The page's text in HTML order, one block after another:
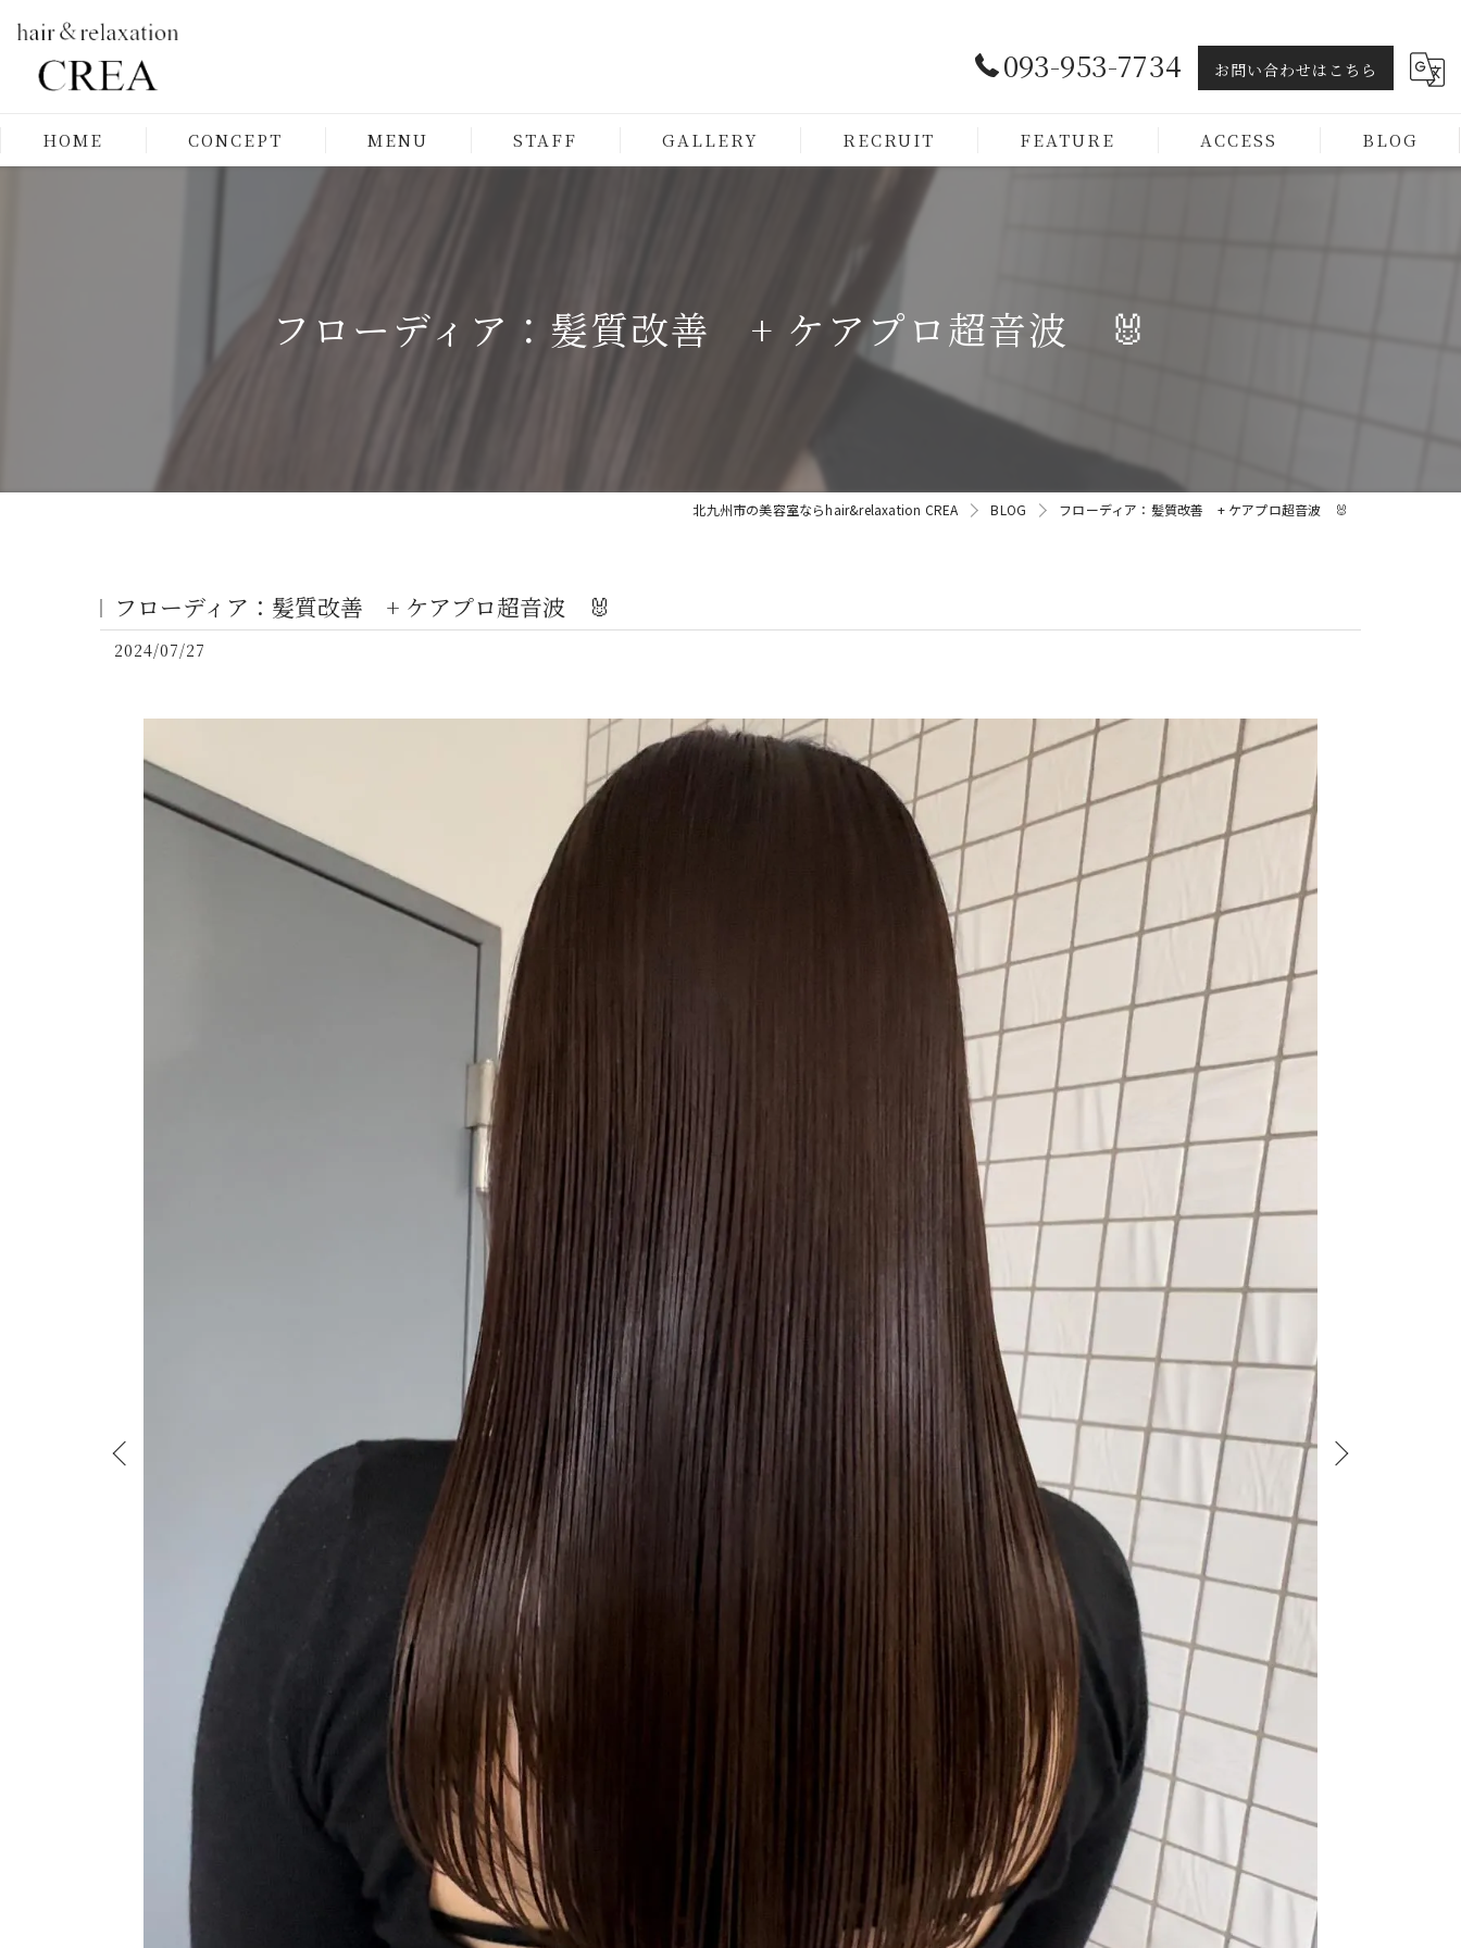
093-953-7734 お問い合わせはこちら
HOME CONCEPT MENU STAFF GALLERY RECRUIT FEATURE
カラー
メンズ
ACCESS BLOG
フローディア：髪質改善 + ケアプロ超音波 🐰
北九州市の美容室ならhair&relaxation CREA BLOG フローディア：髪質改善 + ケアプロ超音波 🐰
フローディア：髪質改善 + ケアプロ超音波 🐰
2024/07/27